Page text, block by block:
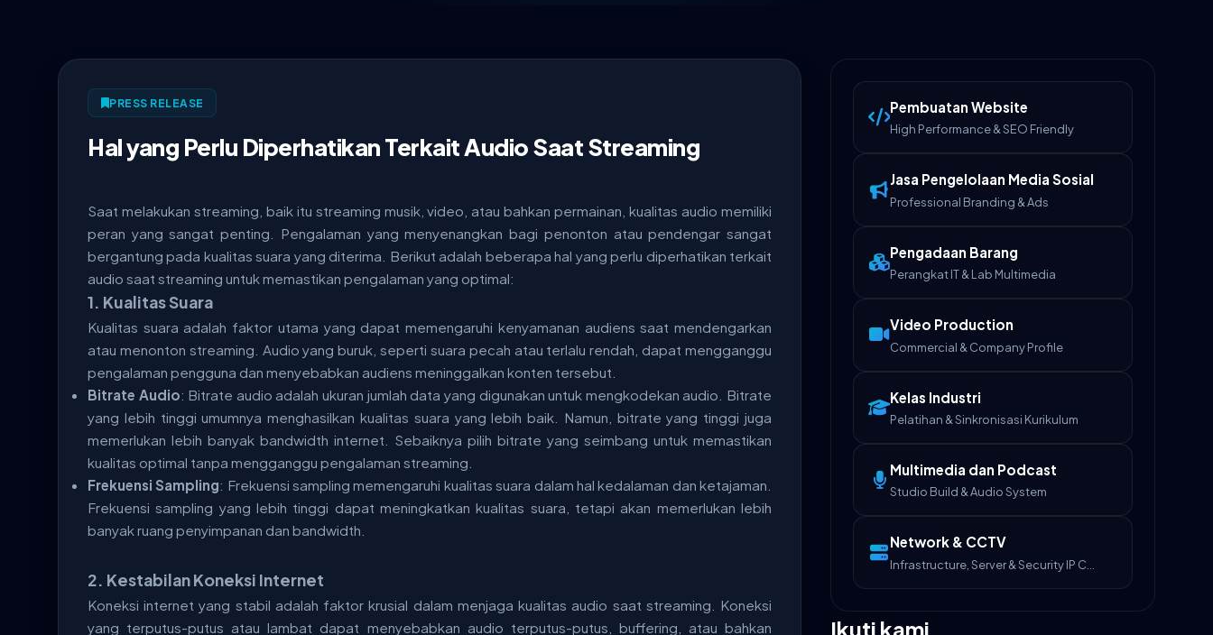
PRESS RELEASE
Hal yang Perlu Diperhatikan Terkait Audio Saat Streaming
Saat melakukan streaming, baik itu streaming musik, video, atau bahkan permainan, kualitas audio memiliki
peran yang sangat penting. Pengalaman yang menyenangkan bagi penonton atau pendengar sangat
bergantung pada kualitas suara yang diterima. Berikut adalah beberapa hal yang perlu diperhatikan terkait
audio saat streaming untuk memastikan pengalaman yang optimal:
1. Kualitas Suara
Kualitas suara adalah faktor utama yang dapat memengaruhi kenyamanan audiens saat mendengarkan
atau menonton streaming. Audio yang buruk, seperti suara pecah atau terlalu rendah, dapat mengganggu
pengalaman pengguna dan menyebabkan audiens meninggalkan konten tersebut.
Bitrate Audio: Bitrate audio adalah ukuran jumlah data yang digunakan untuk mengkodekan audio. Bitrate
yang lebih tinggi umumnya menghasilkan kualitas suara yang lebih baik. Namun, bitrate yang tinggi juga
memerlukan lebih banyak bandwidth internet. Sebaiknya pilih bitrate yang seimbang untuk memastikan
kualitas optimal tanpa mengganggu pengalaman streaming.
Frekuensi Sampling: Frekuensi sampling memengaruhi kualitas suara dalam hal kedalaman dan ketajaman.
Frekuensi sampling yang lebih tinggi dapat meningkatkan kualitas suara, tetapi akan memerlukan lebih
banyak ruang penyimpanan dan bandwidth.
2. Kestabilan Koneksi Internet
Koneksi internet yang stabil adalah faktor krusial dalam menjaga kualitas audio saat streaming. Koneksi
yang terputus-putus atau lambat dapat menyebabkan audio terputus-putus, buffering, atau bahkan
Pembuatan Website
High Performance & SEO Friendly
Jasa Pengelolaan Media Sosial
Professional Branding & Ads
Pengadaan Barang
Perangkat IT & Lab Multimedia
Video Production
Commercial & Company Profile
Kelas Industri
Pelatihan & Sinkronisasi Kurikulum
Multimedia dan Podcast
Studio Build & Audio System
Network & CCTV
Ikuti kami